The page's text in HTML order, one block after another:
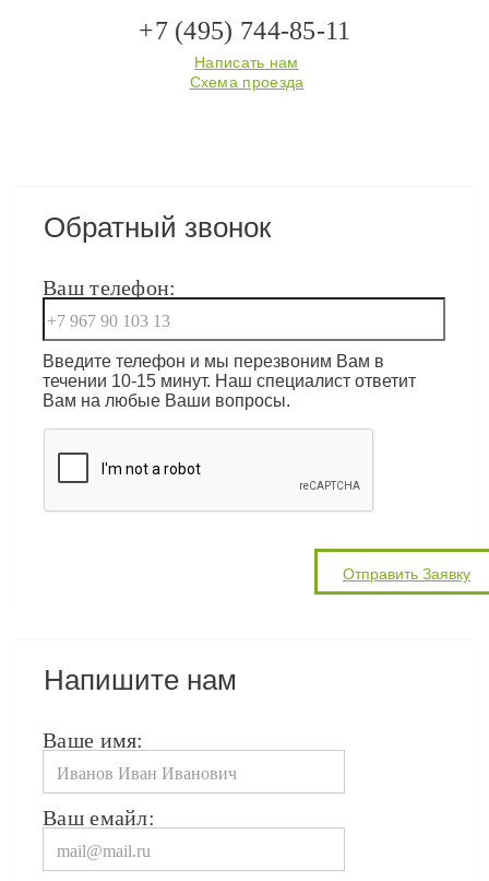
+7 (495) 744-85-11
Написать нам
Схема проезда
Обратный звонок
Ваш телефон:
Введите телефон и мы перезвоним Вам в
течении 10-15 минут. Наш специалист ответит
Вам на любые Ваши вопросы.
Напишите нам
Ваше имя:
Ваш емайл: